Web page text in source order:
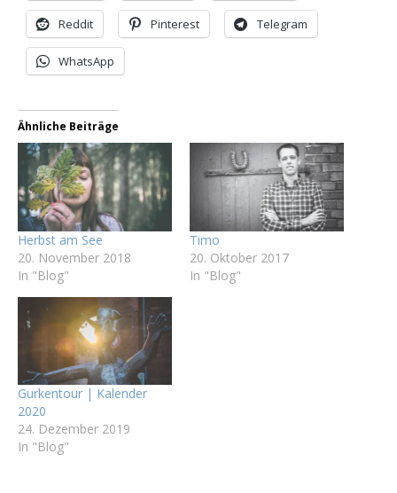
Reddit Pinterest Telegram
WhatsApp
Ähnliche Beiträge
Herbst am See
20. November 2018
In "Blog"
Timo
20. Oktober 2017
In "Blog"
Gurkentour | Kalender
2020
24. Dezember 2019
In "Blog"